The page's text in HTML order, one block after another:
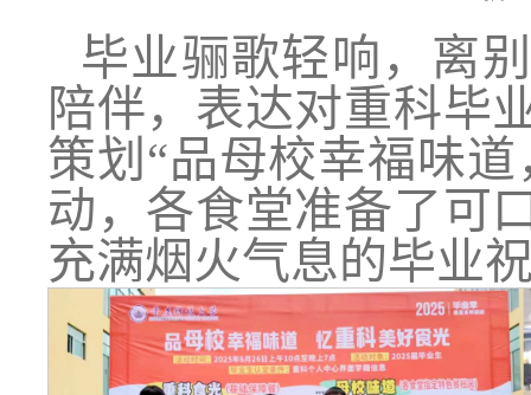
毕业骊歌轻响，离
陪伴，表达对重科毕
策划“品母校幸福味
动，各食堂准备了可
充满烟火气息的毕业